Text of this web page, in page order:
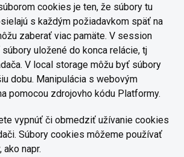
cookies je ten, že súbory tu
s každým požiadavkom späť na
zaberať viac pamäte. V session
uložené do konca relácie, tj
V local storage môžu byť súbory
dobu. Manipulácia s webovým
pomocou zdrojovho kódu Platformy.
vypnúť či obmedziť užívanie cookies
Súbory cookies môžeme používať
ako napr.